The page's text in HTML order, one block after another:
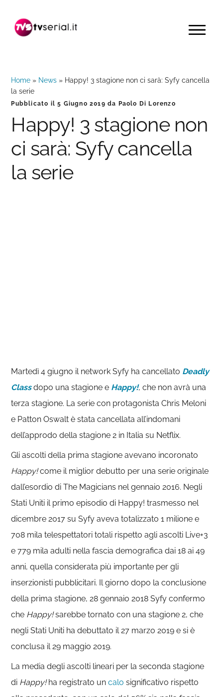
navigazione
contenuto
barra
MENU
Home » News » Happy! 3 stagione non ci sarà: Syfy cancella
la serie
Pubblicato il5 Giugno 2019 da Paolo Di Lorenzo
Happy! 3 stagione non
ci sarà: Syfy cancella
la serie
Martedì 4 giugno il network Syfy ha cancellato Deadly
Classdopo una stagione e Happy!, che non avrà una
terza stagione. La serie con protagonista Chris Meloni
e Patton Oswalt è stata cancellata all’indomani
dell’approdo della stagione 2 in Italia su Netflix.
Gli ascolti della prima stagione avevano incoronato
Happy!come il miglior debutto per una serie originale
dall’esordio di The Magicians nel gennaio 2016. Negli
Stati Uniti il primo episodio di Happy! trasmesso nel
dicembre 2017 su Syfy aveva totalizzato 1 milione e
708 mila telespettatori totali rispetto agli ascolti Live+3
e 779 mila adulti nella fascia demografica dai 18 ai 49
anni, quella considerata più importante per gli
inserzionisti pubblicitari. Il giorno dopo la conclusione
della prima stagione, 28 gennaio 2018 Syfy confermo
che Happy!sarebbe tornato con una stagione 2, che
negli Stati Uniti ha debuttato il 27 marzo 2019 e si è
conclusa il 29 maggio 2019.
La media degli ascolti lineari per la seconda stagione
di Happy!ha registrato uncalo significativo rispetto